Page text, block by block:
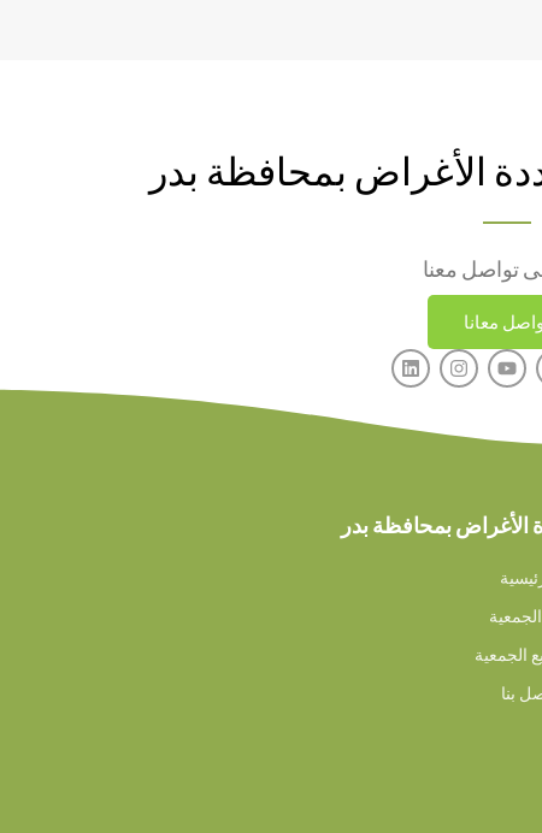
الأغراض بمحافظة بدر
تواصل معنا
معانا
الأغراض بمحافظة بدر
الجمعية
بنا